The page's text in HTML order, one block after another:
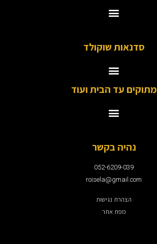
סדנאות שוקולד
מתוקים עד הבית ועוד
נהיה בקשר
052-6209-039
roisela@gmail.com
הצהרת נגישות
מפת אתר